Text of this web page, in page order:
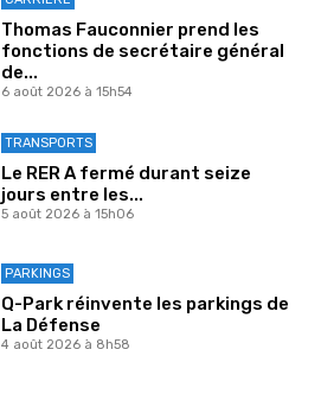
Thomas Fauconnier prend les
fonctions de secrétaire général
de...
6 août 2026 à 15h54
TRANSPORTS
Le RER A fermé durant seize
jours entre les...
5 août 2026 à 15h06
PARKINGS
Q-Park réinvente les parkings de
La Défense
4 août 2026 à 8h58